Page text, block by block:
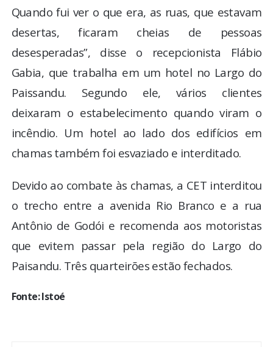
Quando fui ver o que era, as ruas, que estavam
desertas, ficaram cheias de pessoas
desesperadas”, disse o recepcionista Flábio
Gabia, que trabalha em um hotel no Largo do
Paissandu. Segundo ele, vários clientes
deixaram o estabelecimento quando viram o
incêndio. Um hotel ao lado dos edifícios em
chamas também foi esvaziado e interditado.
Devido ao combate às chamas, a CET interditou
o trecho entre a avenida Rio Branco e a rua
Antônio de Godói e recomenda aos motoristas
que evitem passar pela região do Largo do
Paisandu. Três quarteirões estão fechados.
Fonte: Istoé